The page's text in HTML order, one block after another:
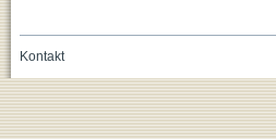
Kontakt